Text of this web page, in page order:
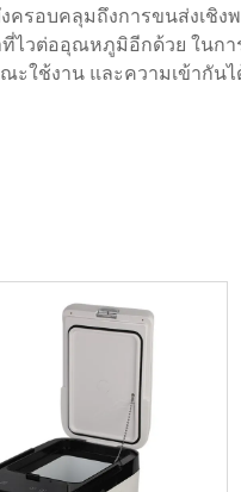
ครอบคลุมถึงการขนส่งเชิ
ไวต่ออุณหภูมิอีกด้วย ในกา
ะใช้งาน และความเข้ากันไ